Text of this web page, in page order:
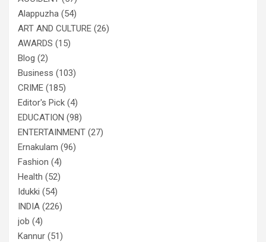
Alappuzha (54)
ART AND CULTURE (26)
AWARDS (15)
Blog (2)
Business (103)
CRIME (185)
Editor's Pick (4)
EDUCATION (98)
ENTERTAINMENT (27)
Ernakulam (96)
Fashion (4)
Health (52)
Idukki (54)
INDIA (226)
job (4)
Kannur (51)